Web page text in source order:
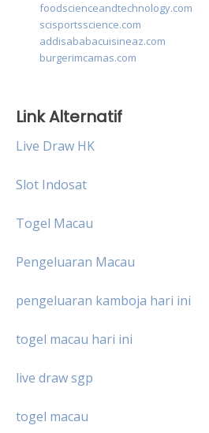
foodscienceandtechnology.com
scisportsscience.com
addisababacuisineaz.com
burgerimcamas.com
Link Alternatif
Live Draw HK
Slot Indosat
Togel Macau
Pengeluaran Macau
pengeluaran kamboja hari ini
togel macau hari ini
live draw sgp
togel macau